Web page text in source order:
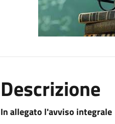
Descrizione
In allegato l'avviso integrale